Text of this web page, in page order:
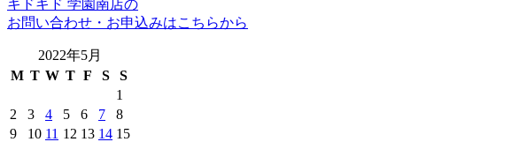
キドキド 学園南店の
お問い合わせ・お申込みはこちらから
2022年5月
M T W T F S
S
1
2
3 4 5 6 7
8
9
10 11 12 13 14 15